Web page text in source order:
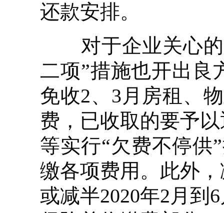
还款安排。
对于企业关心的
二项”措施也开出良
免收2、3月房租、
费，已收取的要予
等实行“欠费不停供
缴各项费用。此外
或减半2020年2月到